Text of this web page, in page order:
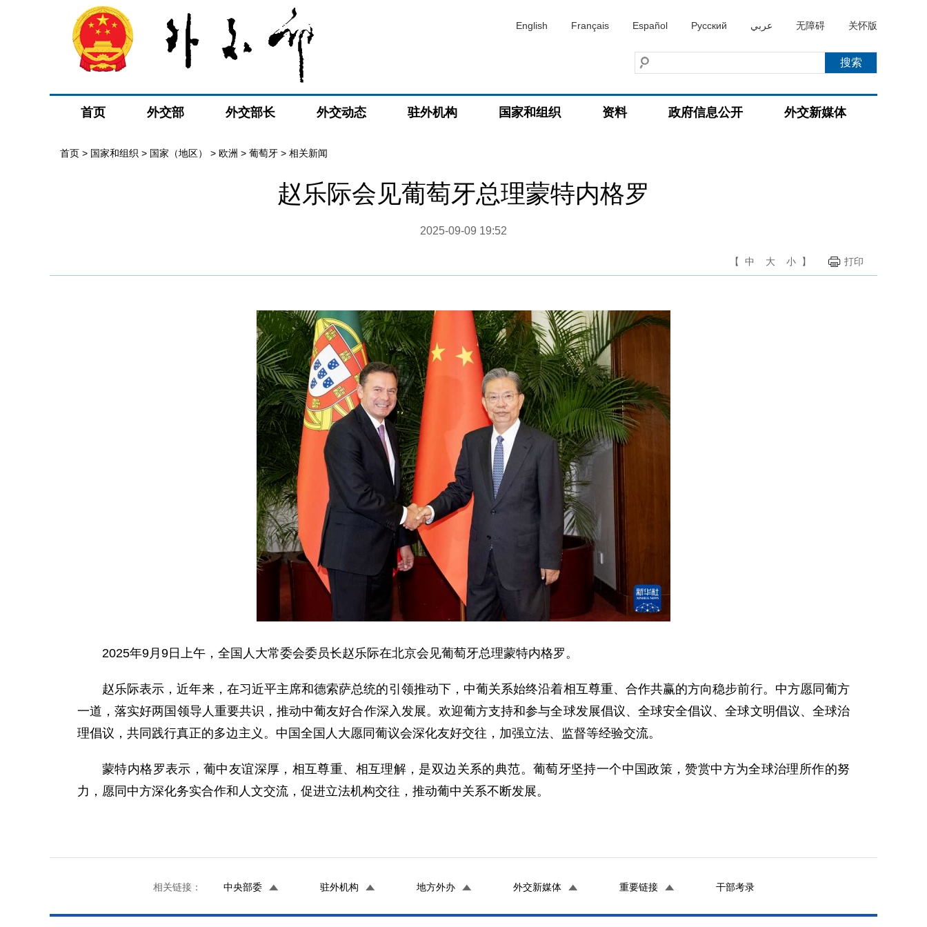
English Français Español Русский عربي 无障碍 关怀版
首页 外交部 外交部长 外交动态 驻外机构 国家和组织 资料 政府信息公开 外交新媒体
首页 > 国家和组织 > 国家（地区） > 欧洲 > 葡萄牙 > 相关新闻
赵乐际会见葡萄牙总理蒙特内格罗
2025-09-09 19:52
【 中 大 小 】 打印
2025年9月9日上午，全国人大常委会委员长赵乐际在北京会见葡萄牙总理蒙特内格罗。
赵乐际表示，近年来，在习近平主席和德索萨总统的引领推动下，中葡关系始终沿着相互尊重、合作共赢的方向稳步前行。中方愿同葡方
一道，落实好两国领导人重要共识，推动中葡友好合作深入发展。欢迎葡方支持和参与全球发展倡议、全球安全倡议、全球文明倡议、全球治
理倡议，共同践行真正的多边主义。中国全国人大愿同葡议会深化友好交往，加强立法、监督等经验交流。
蒙特内格罗表示，葡中友谊深厚，相互尊重、相互理解，是双边关系的典范。葡萄牙坚持一个中国政策，赞赏中方为全球治理所作的努
力，愿同中方深化务实合作和人文交流，促进立法机构交往，推动葡中关系不断发展。
相关链接： 中央部委 驻外机构 地方外办 外交新媒体 重要链接 干部考录